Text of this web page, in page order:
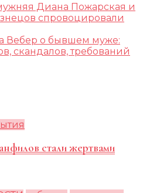
Диана Пожарская и
спровоцировали
Вебер о бывшем муже:
скандалов, требований
стали жертвами